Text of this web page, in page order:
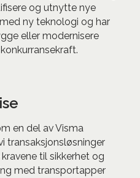
og utnytte nye
ny teknologi og har
eller modernisere
en del av Visma
transaksjonsløsninger
til sikkerhet og
med transportapper